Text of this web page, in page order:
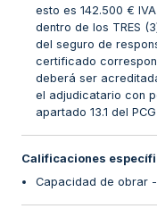
esto es 142.500 €
dentro de los TRES
del seguro de
certificado
deberá ser
el adjudicatario con
apartado 13.1 del
Calificaciones
Capacidad de obrar